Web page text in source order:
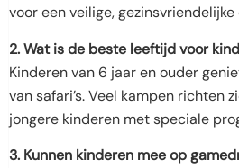
voor een veilige, gezinsvriendelijke
2. Wat is de beste leeftijd voor
Kinderen van 6 jaar en ouder
van safari’s. Veel kampen richten
jongere kinderen met speciale
3. Kunnen kinderen mee op